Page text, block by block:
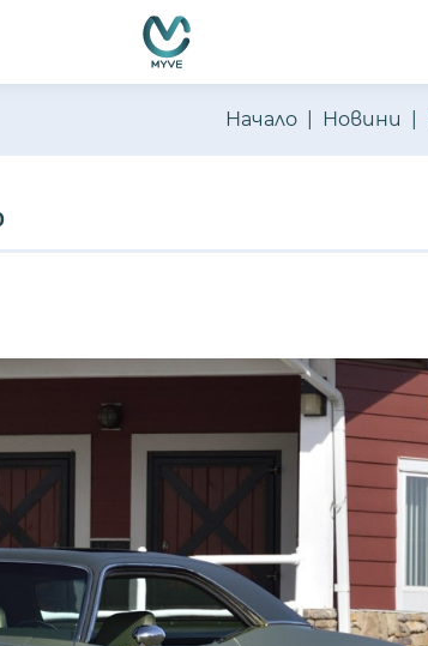
Начало Новини